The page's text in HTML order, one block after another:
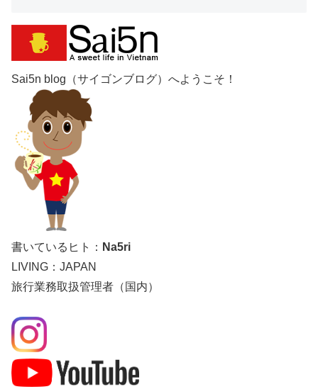
Sai5n blog（サイゴンブログ）へようこそ！
書いているヒト： Na5ri
LIVING：JAPAN
旅行業務取扱管理者（国内）